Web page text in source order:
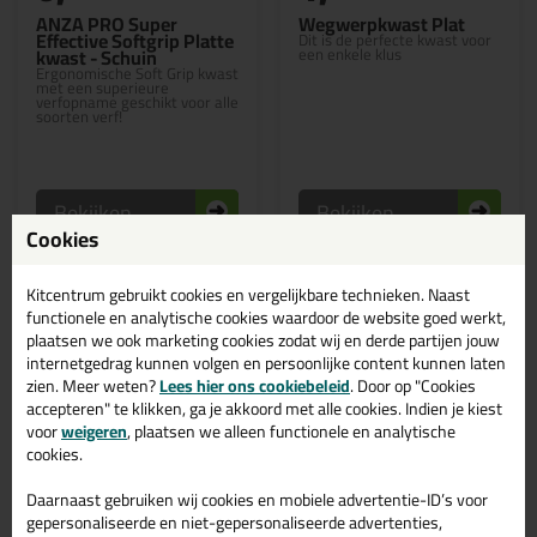
ANZA PRO Super
Effective Softgrip Platte
kwast - Schuin
Ergonomische Soft Grip kwast
met een superieure
verfopname geschikt voor alle
soorten verf!
Bekijken
Wegwerpkwast Plat
Dit is de perfecte kwast voor
een enkele klus
Bekijken
Cookies
Kitcentrum gebruikt cookies en vergelijkbare technieken. Naast
functionele en analytische cookies waardoor de website goed werkt,
plaatsen we ook marketing cookies zodat wij en derde partijen jouw
internetgedrag kunnen volgen en persoonlijke content kunnen laten
zien. Meer weten?Lees hier ons cookiebeleid. Door op "Cookies
accepteren" te klikken, ga je akkoord met alle cookies. Indien je kiest
voorweigeren, plaatsen we alleen functionele en analytische
cookies.
Daarnaast gebruiken wij cookies en mobiele advertentie-ID’s voor
gepersonaliseerde en niet-gepersonaliseerde advertenties,